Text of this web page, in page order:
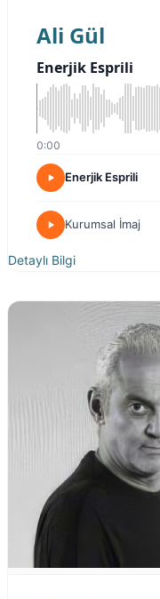
Ali Gül
Enerjik Esprili
0:00
Enerjik Esprili
Kurumsal İmaj
Detaylı Bilgi